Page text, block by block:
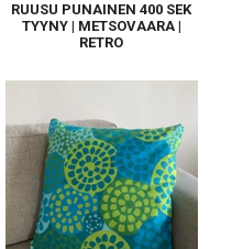
RUUSU PUNAINEN 400 SEK
TYYNY | METSOVAARA |
RETRO